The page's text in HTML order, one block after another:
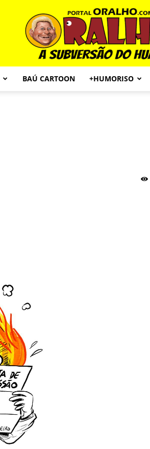
BAÚ CARTOON +HUMORISO